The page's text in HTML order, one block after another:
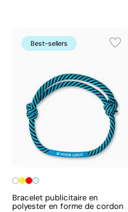
Best-sellers
Bracelet publicitaire en
polyester en forme de cordon